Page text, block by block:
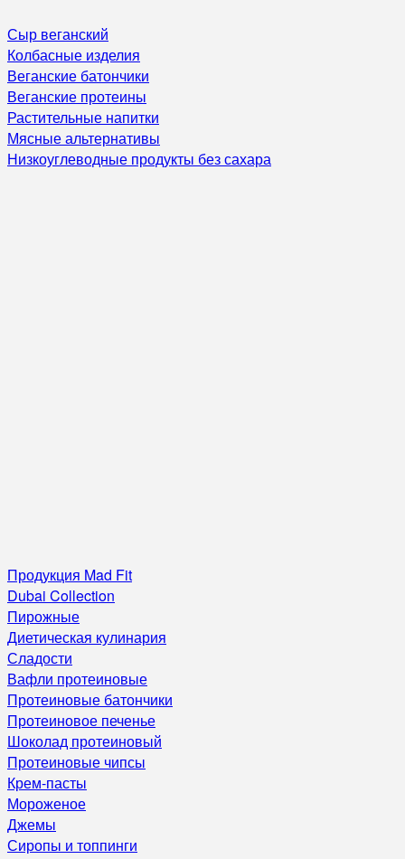
Сыр веганский
Колбасные изделия
Веганские батончики
Веганские протеины
Растительные напитки
Мясные альтернативы
Низкоуглеводные продукты без сахара
Продукция Mad Fit
Dubai Collection
Пирожные
Диетическая кулинария
Сладости
Вафли протеиновые
Протеиновые батончики
Протеиновое печенье
Шоколад протеиновый
Протеиновые чипсы
Крем-пасты
Мороженое
Джемы
Сиропы и топпинги